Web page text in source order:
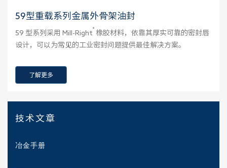
59型重载系列金属外骨架油封
59 型系列采用 Mill-Right
®
橡胶材料，依靠其厚实可靠的密封唇
设计，可以为常见的工业密封问题提供最佳解决方案。
了解更多
技术文章
冶金手册